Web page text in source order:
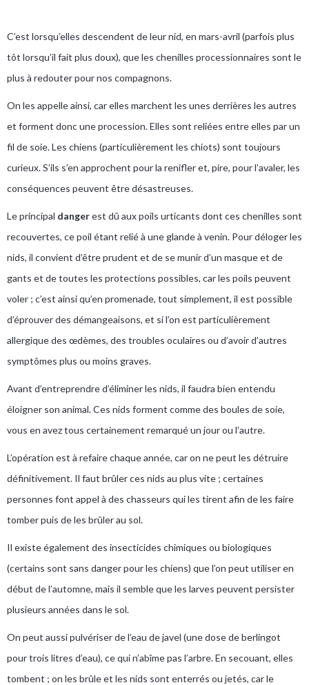
C’est lorsqu’elles descendent de leur nid, en mars-avril (parfois plus
tôt lorsqu’il fait plus doux), que les chenilles processionnaires sont le
plus à redouter pour nos compagnons.
On les appelle ainsi, car elles marchent les unes derrières les autres
et forment donc une procession. Elles sont reliées entre elles par un
fil de soie. Les chiens (particulièrement les chiots) sont toujours
curieux. S’ils s’en approchent pour la renifler et, pire, pour l’avaler, les
conséquences peuvent être désastreuses.
Le principal dangerest dû aux poils urticants dont ces chenilles sont
recouvertes, ce poil étant relié à une glande à venin. Pour déloger les
nids, il convient d’être prudent et de se munir d’un masque et de
gants et de toutes les protections possibles, car les poils peuvent
voler ; c’est ainsi qu’en promenade, tout simplement, il est possible
d’éprouver des démangeaisons, et si l’on est particulièrement
allergique des œdèmes, des troubles oculaires ou d’avoir d’autres
symptômes plus ou moins graves.
Avant d’entreprendre d’éliminer les nids, il faudra bien entendu
éloigner son animal. Ces nids forment comme des boules de soie,
vous en avez tous certainement remarqué un jour ou l’autre.
L’opération est à refaire chaque année, car on ne peut les détruire
définitivement. Il faut brûler ces nids au plus vite ; certaines
personnes font appel à des chasseurs qui les tirent afin de les faire
tomber puis de les brûler au sol.
Il existe également des insecticides chimiques ou biologiques
(certains sont sans danger pour les chiens) que l’on peut utiliser en
début de l’automne, mais il semble que les larves peuvent persister
plusieurs années dans le sol.
On peut aussi pulvériser de l’eau de javel (une dose de berlingot
pour trois litres d’eau), ce qui n’abîme pas l’arbre. En secouant, elles
tombent ; on les brûle et les nids sont enterrés ou jetés, car le